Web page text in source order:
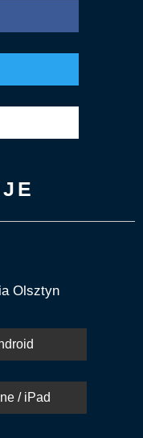
Olsztyn
/ iPad